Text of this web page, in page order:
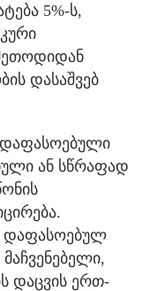
5%-ს,
დასაშვებ
ან სწრაფად
დაფასოებულ
დაცვის ერთ-